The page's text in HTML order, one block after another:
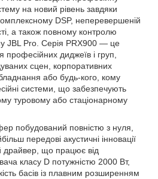
на новий рівень завдяки
DSP, неперевершеній
а також повному контролю
JBL Pro. Серія PRX900 — це
професійних диджеїв і груп,
сцен, корпоративних
або будь-кого, кому
системи, що забезпечують
туровому або стаціонарному
побудований повністю з нуля,
передові акустичні інновації
драйвер, що працює від
класу D потужністю 2000 Вт,
басів із плавним розширенням